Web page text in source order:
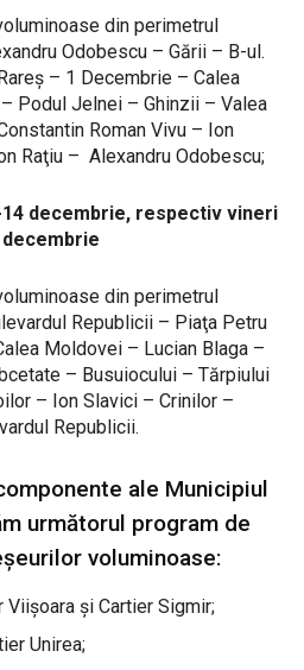
din perimetrul
Odobescu – Gării – B-ul.
– 1 Decembrie – Calea
Podul Jelnei – Ghinzii – Valea
Roman Vivu – Ion
Raţiu – Alexandru Odobescu;
14 decembrie, respectiv vineri
decembrie
din perimetrul
Republicii – Piaţa Petru
Moldovei – Lucian Blaga –
– Busuiocului – Tărpiului
– Ion Slavici – Crinilor –
Republicii.
ale Municipiul
următorul program de
voluminoase:
și Cartier Sigmir;
Unirea;